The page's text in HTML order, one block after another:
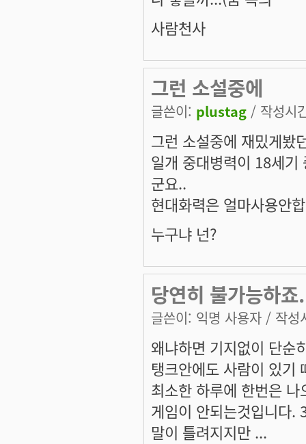
사람천사
그런 소설중에
글쓴이: plustag / 작성시
그런 소설중에 재밌게봤
일개 중대병력이 18세기
군요..
현대화력은 얼마사용안
누구냐 넌?
당연히 불가능하죠.
글쓴이: 익명 사용자 / 작성
왜냐하면 기지없이 단순
탱크안에도 사람이 있기
최소한 하루에 한번은
게임이 안되는것입니다.
말이 틀려지지만 ...